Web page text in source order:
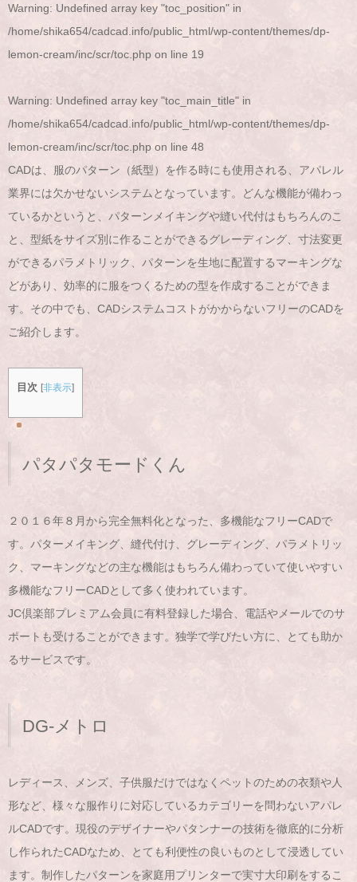
Warning: Undefined array key "toc_position" in
/home/shika654/cadcad.info/public_html/wp-content/themes/dp-
lemon-cream/inc/scr/toc.php on line 19
Warning: Undefined array key "toc_main_title" in
/home/shika654/cadcad.info/public_html/wp-content/themes/dp-
lemon-cream/inc/scr/toc.php on line 48
CADは、服のパターン（紙型）を作る時にも使用される、アパレル
業界には欠かせないシステムとなっています。どんな機能が備わっ
ているかというと、パターンメイキングや縫い代付はもちろんのこ
と、型紙をサイズ別に作ることができるグレーディング、寸法変更
ができるパラメトリック、パターンを生地に配置するマーキングな
どがあり、効率的に服をつくるための型を作成することができま
す。その中でも、CADシステムコストがかからないフリーのCADを
ご紹介します。
目次 [非表示]
パタパタモードくん
２０１６年８月から完全無料化となった、多機能なフリーCADで
す。パターメイキング、縫代付け、グレーディング、パラメトリッ
ク、マーキングなどの主な機能はもちろん備わっていて使いやすい
多機能なフリーCADとして多く使われています。
JC倶楽部プレミアム会員に有料登録した場合、電話やメールでのサ
ポートも受けることができます。独学で学びたい方に、とても助か
るサービスです。
DG-メトロ
レディース、メンズ、子供服だけではなくペットのための衣類や人
形など、様々な服作りに対応しているカテゴリーを問わないアパレ
ルCADです。現役のデザイナーやパタンナーの技術を徹底的に分析
し作られたCADなため、とても利便性の良いものとして浸透してい
ます。制作したパターンを家庭用プリンターで実寸大印刷をするこ